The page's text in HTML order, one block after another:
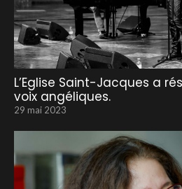
L’Eglise Saint-Jacques a
voix angéliques.
29 mai 2023